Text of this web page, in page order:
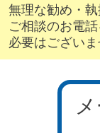
無理な勧め・執
ご相談のお電
必要はござい